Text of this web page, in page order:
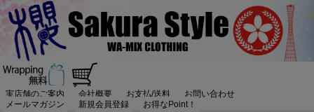
実店舗のご案内 会社概要 お支払/送料
お問い合わせ
メールマガジン
新規会員登録 お得なPoint！